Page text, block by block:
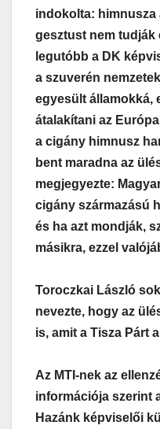
indokolta: himnusza
gesztust nem tudják
legutóbb a DK
a szuverén
egyesült államokká,
átalakítani az
a cigány himnusz
bent maradna az
megjegyezte:
cigány származású
és ha azt mondják,
másikra, ezzel
Toroczkai László
nevezte, hogy az
is, amit a Tisza Párt
Az MTI-nek az
információja szerint
Hazánk képviselői